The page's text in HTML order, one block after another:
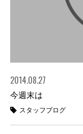
2014.08.27
今週末は
スタッフブログ